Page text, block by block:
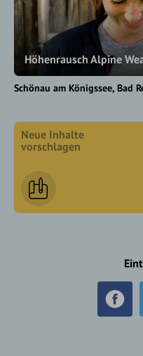
Höhenrausch Alpine
Schönau am Königssee Bad
Neue Inhalte
vorschlagen